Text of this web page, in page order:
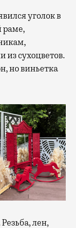
уголок в
раме,
сухоцветов.
но виньетка
лен,